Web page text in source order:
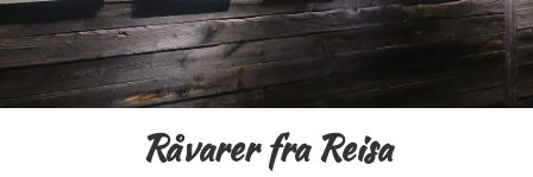
Råvarer fra Reisa